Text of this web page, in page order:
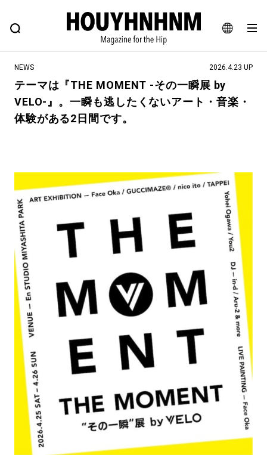
JA
EN
FEATURE BLOG SNAP
ヒップなファッション、カルチャー、ライフスタイルWEBマガジン
#注目のタグ
#NEW VINTAGE #マイナーグッド図鑑
#路地裏てぃーん。 #MONTHLY JOURNAL
#Commune H #FOCUS IT #AH.H
#ととけん #FASHION #MUSIC #MOVIE
#SPORTS #HANDSOME HANDBOOK
NEWS 2026.4.23 UP
テーマは『THE MOMENT -その一瞬展 by
VELO-』。一瞬も逃したくないアート・音楽・
体験がある2日間です。